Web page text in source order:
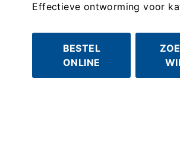
Effectieve ontworming voor
BESTEL
ONLINE